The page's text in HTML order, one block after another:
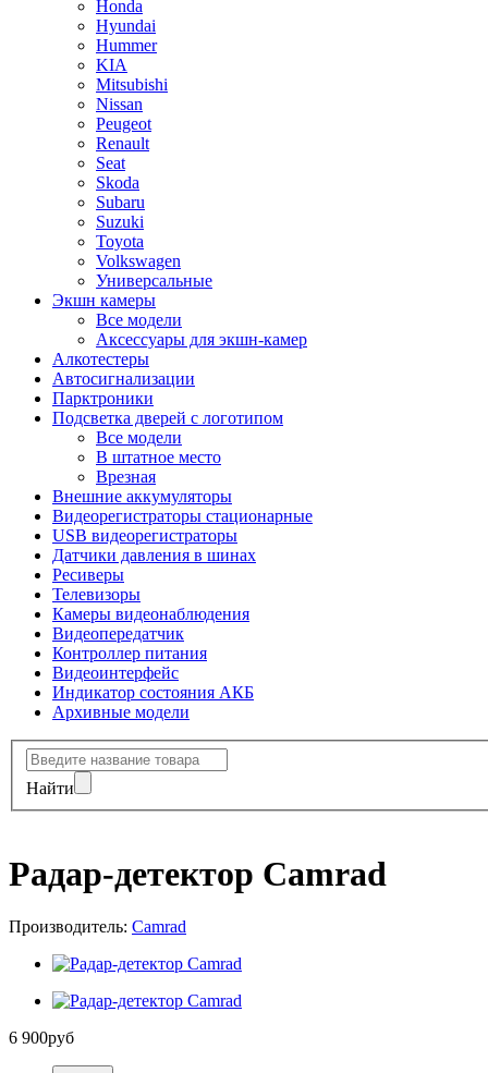
Honda
Hyundai
Hummer
KIA
Mitsubishi
Nissan
Peugeot
Renault
Seat
Skoda
Subaru
Suzuki
Toyota
Volkswagen
Универсальные
Экшн камеры
Все модели
Аксессуары для экшн-камер
Алкотестеры
Автосигнализации
Парктроники
Подсветка дверей с логотипом
Все модели
В штатное место
Врезная
Внешние аккумуляторы
Видеорегистраторы стационарные
USB видеорегистраторы
Датчики давления в шинах
Ресиверы
Телевизоры
Камеры видеонаблюдения
Видеопередатчик
Контроллер питания
Видеоинтерфейс
Индикатор состояния АКБ
Архивные модели
Найти
Радар-детектор Camrad
Производитель: Camrad
6 900руб